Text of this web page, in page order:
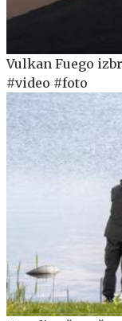
Vulkan Fuego
#video #foto